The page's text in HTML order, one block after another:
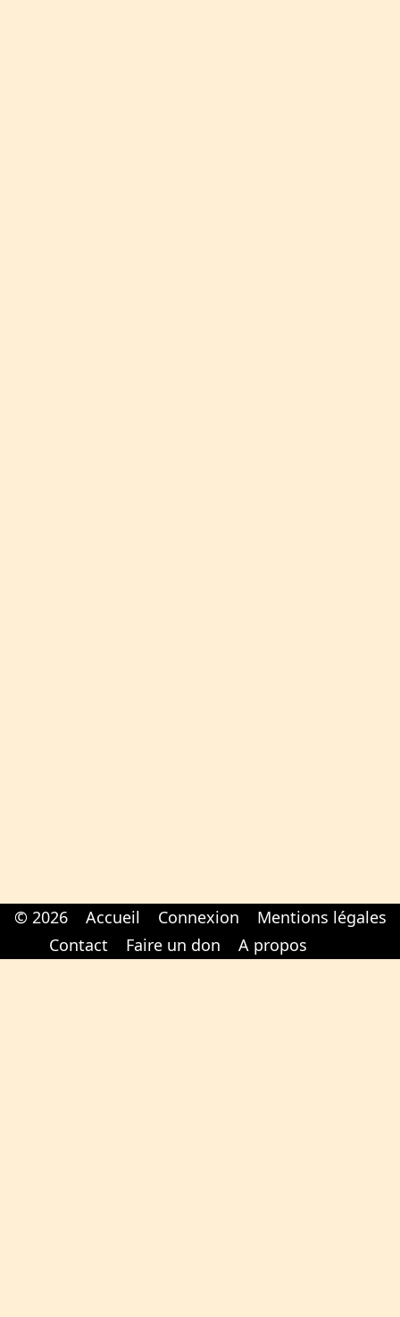
© 2026 Accueil Connexion
Mentions légales
Contact
Faire un don A propos